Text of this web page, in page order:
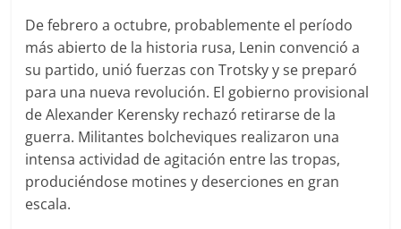
De febrero a octubre, probablemente el período
más abierto de la historia rusa, Lenin convenció a
su partido, unió fuerzas con Trotsky y se preparó
para una nueva revolución. El gobierno provisional
de Alexander Kerensky rechazó retirarse de la
guerra. Militantes bolcheviques realizaron una
intensa actividad de agitación entre las tropas,
produciéndose motines y deserciones en gran
escala.